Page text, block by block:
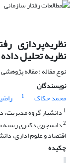
نظریه‌پردازی
نظریه تحلیل
نوع مقاله : مقاله پژوهشی
نویسندگان
محمد حکاک
1
1دانشیار گروه مدیریت،
2دانشجوی دکتری رشته
اقتصاد و علوم اداری،
چکیده